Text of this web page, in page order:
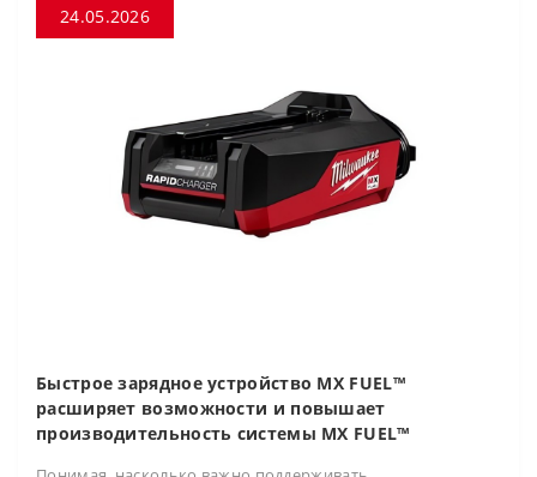
24.05.2026
Быстрое зарядное устройство MX FUEL™
расширяет возможности и повышает
производительность системы MX FUEL™